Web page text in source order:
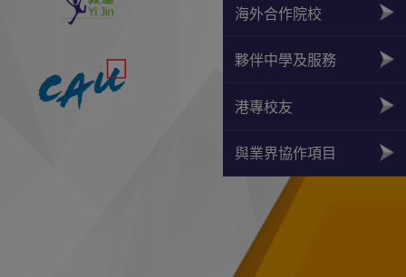
海外合作院校
夥伴中學及服務
港專校友
與業界協作項目